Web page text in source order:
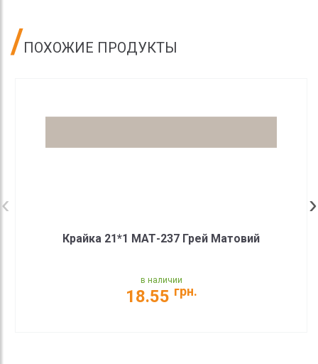
ПОХОЖИЕ ПРОДУКТЫ
Крайка 21*1 МАТ-237 Грей Матовий
в наличии
18.55 грн.